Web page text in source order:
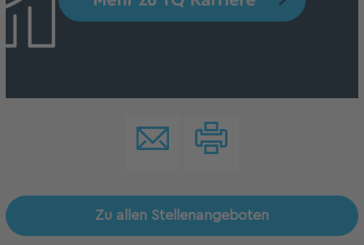
Zu allen Stellenangeboten